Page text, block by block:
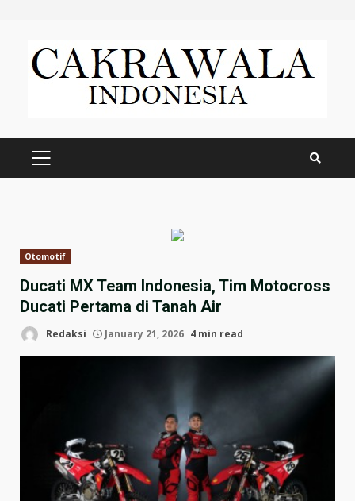
content
PRIMARY
Otomotif
Ducati MX Team Indonesia, Tim Motocross
Ducati Pertama di Tanah Air
Redaksi January 21, 2026 4 min read